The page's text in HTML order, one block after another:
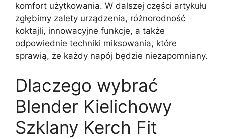
komfort użytkowania. W dalszej części artykułu
zgłębimy zalety urządzenia, różnorodność
koktajli, innowacyjne funkcje, a także
odpowiednie techniki miksowania, które
sprawią, że każdy napój będzie niezapomniany.
Dlaczego wybrać
Blender Kielichowy
Szklany Kerch Fit